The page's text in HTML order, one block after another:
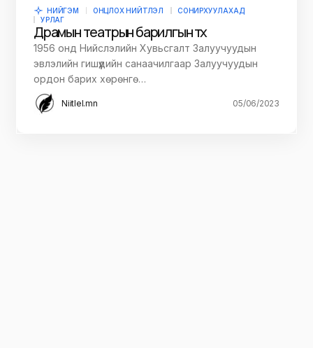
НИЙГЭМ ОНЦЛОХ НИЙТЛЭЛ
СОНИРХУУЛАХАД
УРЛАГ
Драмын театрын барилгын түүх
1956 онд Нийслэлийн Хувьсгалт Залуучуудын
эвлэлийн гишүүдийн санаачилгаар Залуучуудын
ордон барих хөрөнгө…
Niitlel.mn 05/06/2023